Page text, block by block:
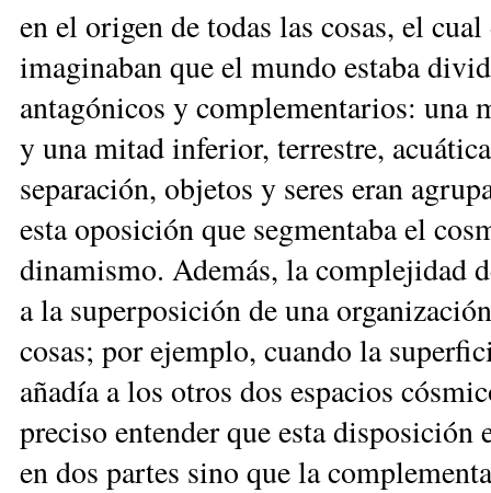
en el ori­gen de to­das las co­sas, el
ima­gi­na­ban que el mun­do es­ta­ba
an­ta­gó­ni­cos y com­ple­men­ta­rios: una
y una mi­tad in­fe­rior, te­rres­tre,
se­pa­ra­ción, ob­je­tos y se­res eran
es­ta opo­si­ción que seg­men­ta­ba el
di­na­mis­mo. Ade­más, la com­ple­ji­dad
a la su­per­po­si­ción de una
co­sas; por ejem­plo, cuan­do la
aña­día a los otros dos es­pa­cios
pre­ci­so en­ten­der que es­ta
en dos par­tes si­no que la